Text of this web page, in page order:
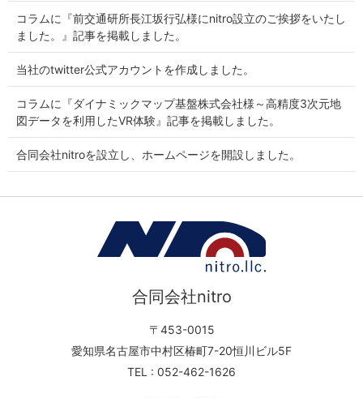
コラムに『前交通研所長江坂行弘様にnitro設立のご挨拶をいたし
ました。』記事を掲載しました。
当社のtwitter公式アカウントを作成しました。
コラムに『ダイナミックマップ基盤株式会社様～高精度3次元地
図データを利用したVR体験』記事を掲載しました。
合同会社nitroを設立し、ホームページを開設しました。
合同会社nitro
〒453-0015
愛知県名古屋市中村区椿町7-20恒川ビル5F
TEL : 052-462-1626